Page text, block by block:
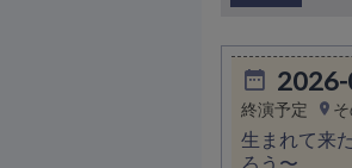
2026-
終演予定
生まれて来
ろう〜